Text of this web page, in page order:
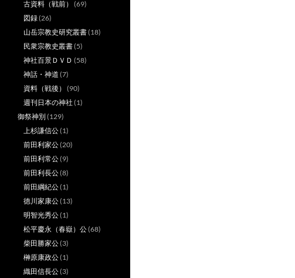
古資料（戦前） (69)
図録(26)
山岳宗教史研究叢書(18)
民衆宗教史叢書(5)
神社百景ＤＶＤ (58)
神話・神道 (7)
資料（戦後） (90)
週刊日本の神社 (1)
御祭神別 (129)
上杉謙信公(1)
前田利家公(20)
前田利常公(9)
前田利長公(8)
前田綱紀公(1)
徳川家康公(13)
明智光秀公(1)
松平慶永（春嶽）公(68)
柴田勝家公(3)
榊原康政公(1)
織田信長公(3)